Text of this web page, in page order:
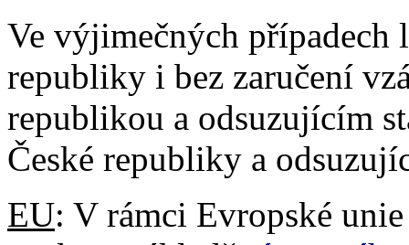
Ve výjimečných případech
republiky i bez zaručení
republikou a odsuzujícím
České republiky a
EU: V rámci Evropské